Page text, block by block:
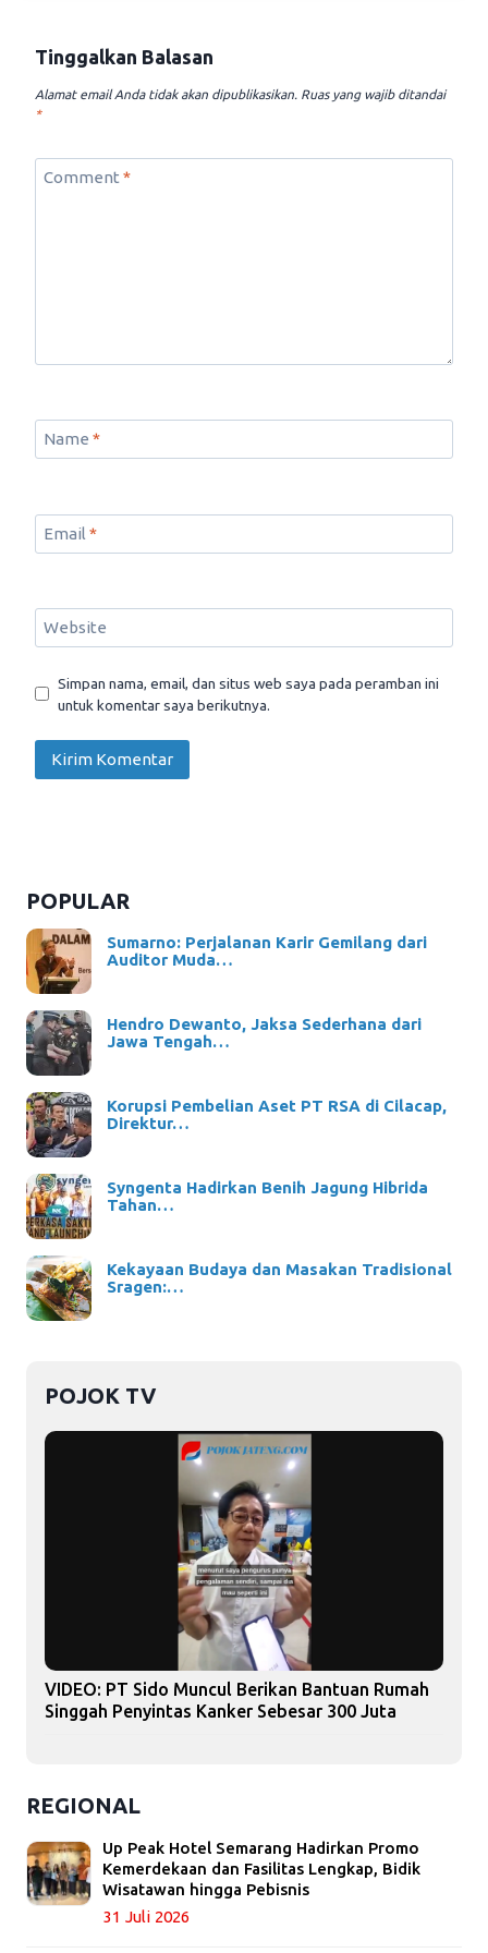
Tinggalkan Balasan
Alamat email Anda tidak akan dipublikasikan. Ruas yang wajib ditandai
*
Comment *
Name *
Email *
Website
Simpan nama, email, dan situs web saya pada peramban ini
untuk komentar saya berikutnya.
POPULAR
Sumarno: Perjalanan Karir Gemilang dari
Auditor Muda…
Hendro Dewanto, Jaksa Sederhana dari
Jawa Tengah…
Korupsi Pembelian Aset PT RSA di Cilacap,
Direktur…
Syngenta Hadirkan Benih Jagung Hibrida
Tahan…
Kekayaan Budaya dan Masakan Tradisional
Sragen:…
POJOK TV
VIDEO: PT Sido Muncul Berikan Bantuan Rumah
Singgah Penyintas Kanker Sebesar 300 Juta
REGIONAL
Up Peak Hotel Semarang Hadirkan Promo
Kemerdekaan dan Fasilitas Lengkap, Bidik
Wisatawan hingga Pebisnis
31 Juli 2026